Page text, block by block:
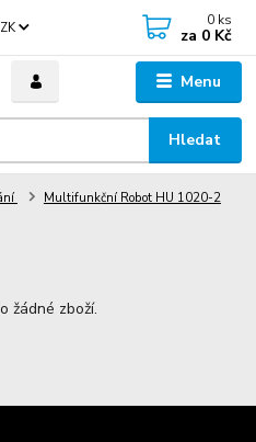
Menu
Hledat
0 ks
za 0 Kč
Multifunkční Robot HU 1020-2
žádné zboží.